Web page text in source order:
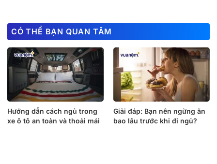
CÓ THỂ BẠN QUAN TÂM
Hướng dẫn cách ngủ trong
xe ô tô an toàn và thoải mái
Giải đáp: Bạn nên ngừng ăn
bao lâu trước khi đi ngủ?